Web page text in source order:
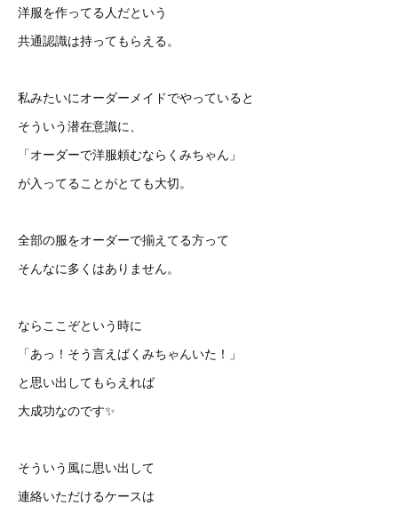
洋服を作ってる人だという
共通認識は持ってもらえる。
私みたいにオーダーメイドでやっていると
そういう潜在意識に、
「オーダーで洋服頼むならくみちゃん」
が入ってることがとても大切。
全部の服をオーダーで揃えてる方って
そんなに多くはありません。
ならここぞという時に
「あっ！そう言えばくみちゃんいた！」
と思い出してもらえれば
大成功なのです✨
そういう風に思い出して
連絡いただけるケースは